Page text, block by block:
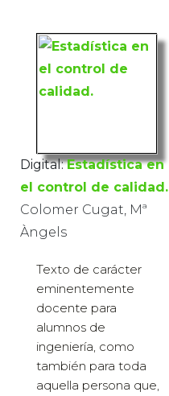
Digital: Estadística en
el control de calidad.
Colomer Cugat, Mª
Àngels
Texto de carácter
eminentemente
docente para
alumnos de
ingeniería, como
también para toda
aquella persona que,